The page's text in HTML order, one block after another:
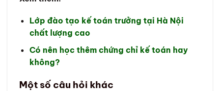
Lớp đào tạo kế toán trưởng tại Hà Nội
chất lượng cao
Có nên học thêm chứng chỉ kế toán hay
không?
Một số câu hỏi khác